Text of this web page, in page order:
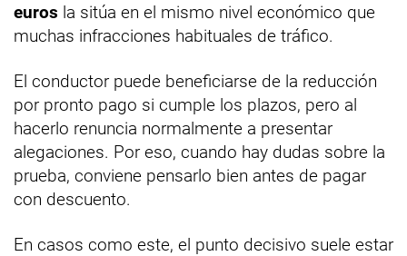
euros la sitúa en el mismo nivel económico que
muchas infracciones habituales de tráfico.
El conductor puede beneficiarse de la reducción
por pronto pago si cumple los plazos, pero al
hacerlo renuncia normalmente a presentar
alegaciones. Por eso, cuando hay dudas sobre la
prueba, conviene pensarlo bien antes de pagar
con descuento.
En casos como este, el punto decisivo suele estar